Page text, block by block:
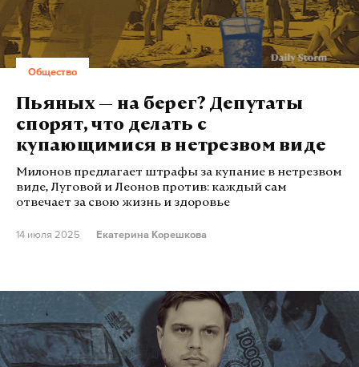
Общество
Пьяных — на берег? Депутаты
спорят, что делать с
купающимися в нетрезвом виде
Милонов предлагает штрафы за купание в нетрезвом
виде, Луговой и Леонов против: каждый сам
отвечает за свою жизнь и здоровье
14 июля 2025 Екатерина Корешкова